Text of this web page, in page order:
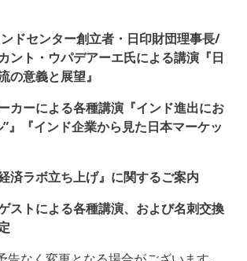
ドセンター創立者・日印財団理事長/
ント・ウパデアーエ氏による講演『日
の意義と展望』
カーによる各種講演『インド進出にお
』『インド企業から見た日本マーケッ
済ラボ立ち上げ』に関するご案内
ストによる各種講演、および名刺交換